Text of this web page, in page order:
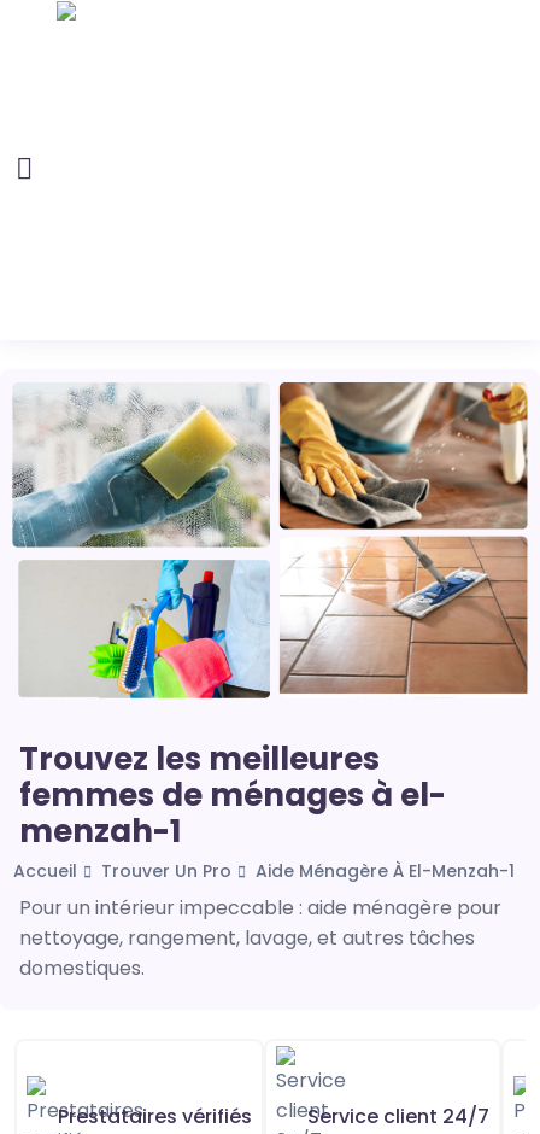
Trouvez les meilleures
femmes de ménages à el-
menzah-1
Accueil Trouver Un Pro Aide Ménagère À El-Menzah-1
Pour un intérieur impeccable : aide ménagère pour
nettoyage, rangement, lavage, et autres tâches
domestiques.
Prestataires vérifiés Service client 24/7